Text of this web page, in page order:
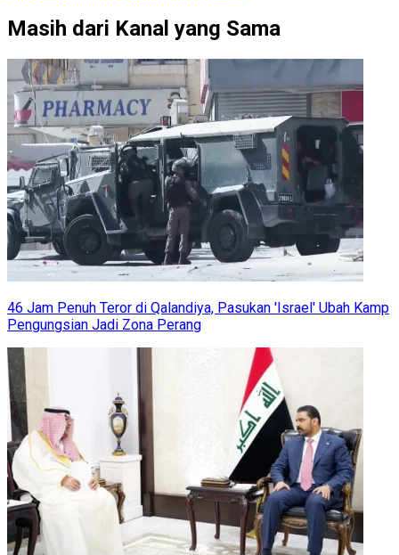
Masih dari Kanal yang Sama
46 Jam Penuh Teror di Qalandiya, Pasukan 'Israel' Ubah Kamp
Pengungsian Jadi Zona Perang